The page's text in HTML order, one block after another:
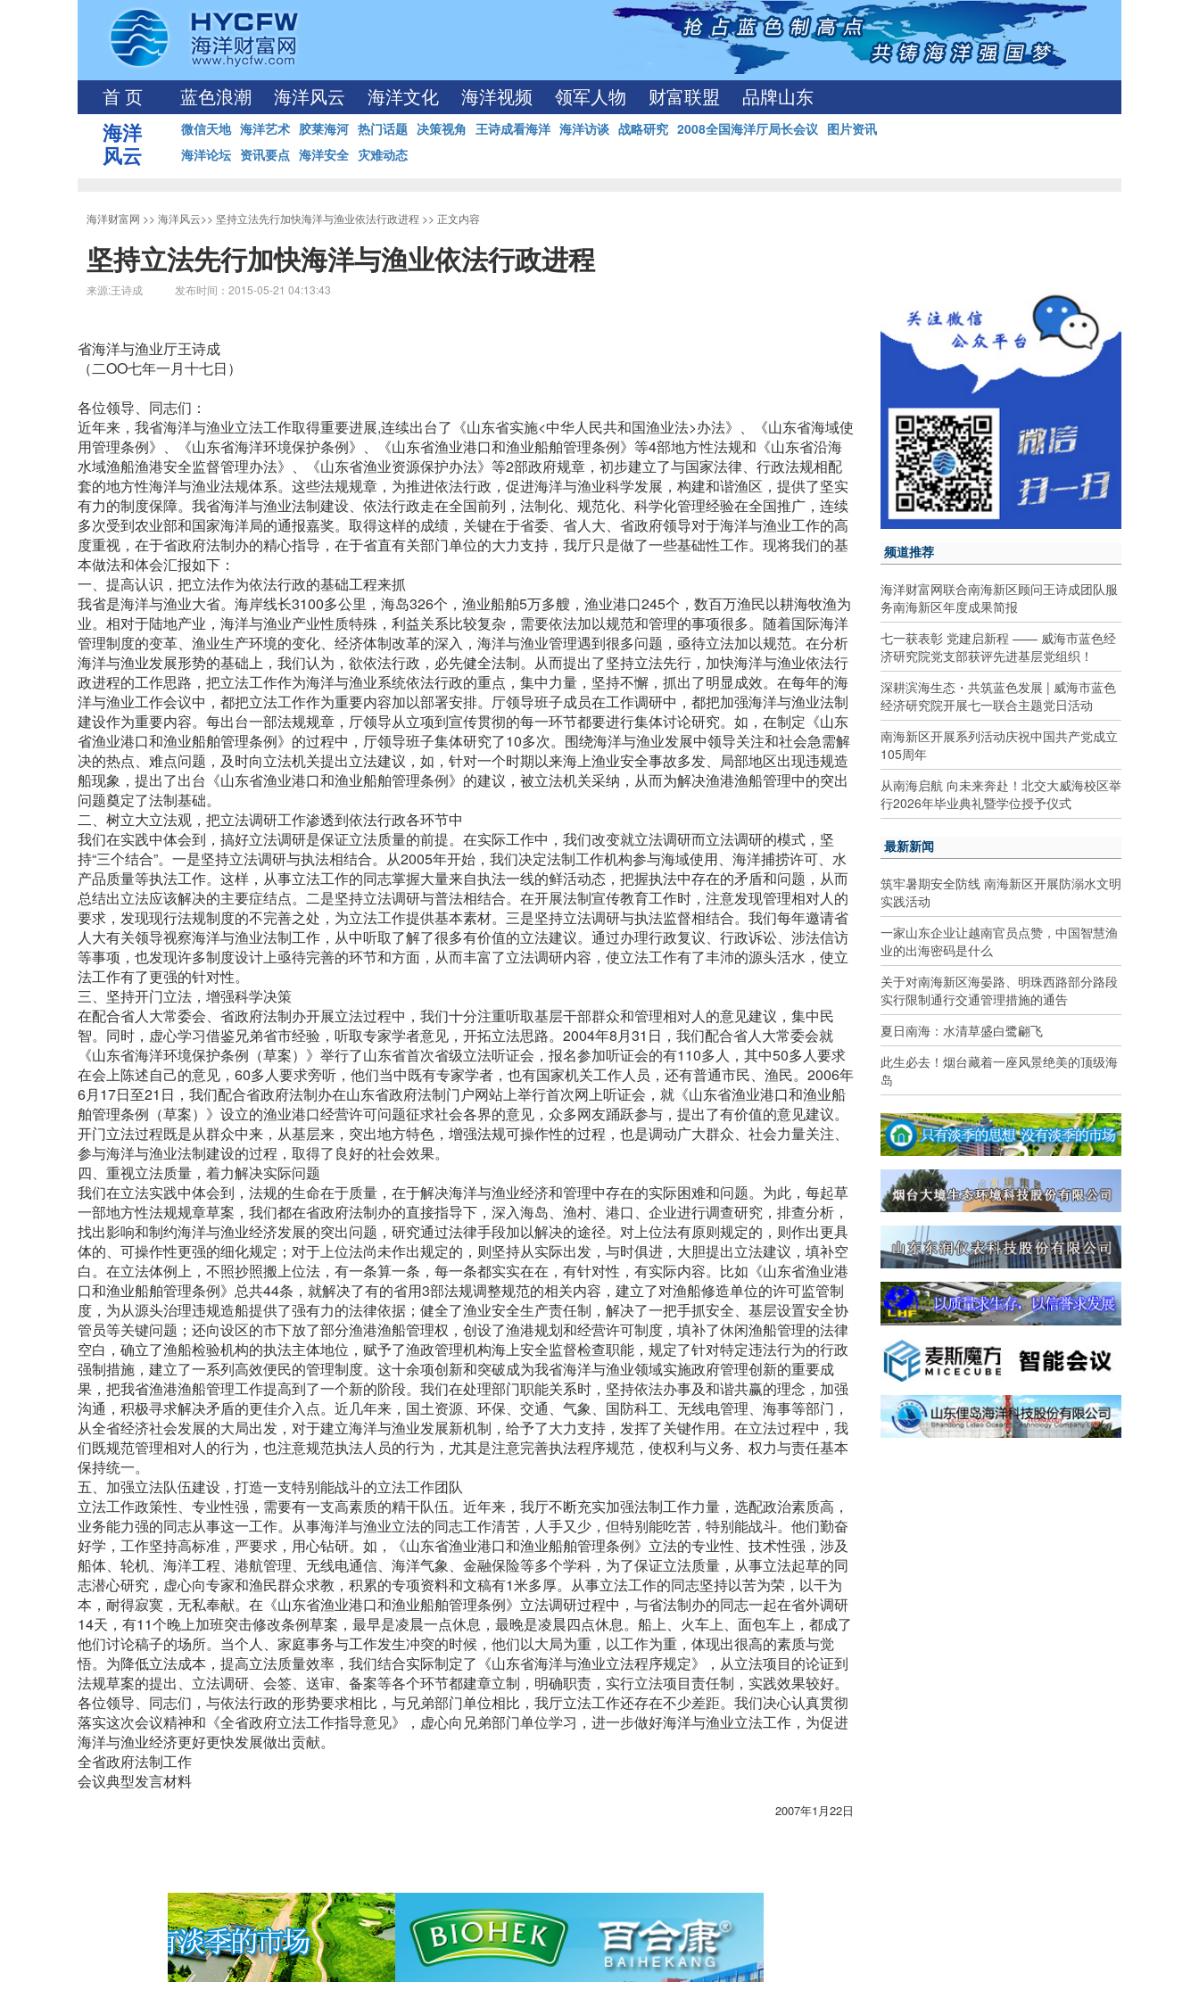
首 页 蓝色浪潮 海洋风云 海洋文化 海洋视频 领军人物 财富联盟 品牌山东
海洋
风云
微信天地 海洋艺术 胶莱海河 热门话题 决策视角 王诗成看海洋 海洋访谈 战略研究 2008全国海洋厅局长会议 图片资讯
海洋论坛 资讯要点 海洋安全 灾难动态
海洋财富网 >> 海洋风云>> 坚持立法先行加快海洋与渔业依法行政进程 >> 正文内容
坚持立法先行加快海洋与渔业依法行政进程
来源:王诗成 发布时间：2015-05-21 04:13:43
省海洋与渔业厅王诗成
（二OO七年一月十七日）
各位领导、同志们：
近年来，我省海洋与渔业立法工作取得重要进展,连续出台了《山东省实施<中华人民共和国渔业法>办法》、《山东省海域使
用管理条例》、《山东省海洋环境保护条例》、《山东省渔业港口和渔业船舶管理条例》等4部地方性法规和《山东省沿海
水域渔船渔港安全监督管理办法》、《山东省渔业资源保护办法》等2部政府规章，初步建立了与国家法律、行政法规相配
套的地方性海洋与渔业法规体系。这些法规规章，为推进依法行政，促进海洋与渔业科学发展，构建和谐渔区，提供了坚实
有力的制度保障。我省海洋与渔业法制建设、依法行政走在全国前列，法制化、规范化、科学化管理经验在全国推广，连续
多次受到农业部和国家海洋局的通报嘉奖。取得这样的成绩，关键在于省委、省人大、省政府领导对于海洋与渔业工作的高
度重视，在于省政府法制办的精心指导，在于省直有关部门单位的大力支持，我厅只是做了一些基础性工作。现将我们的基
本做法和体会汇报如下：
一、提高认识，把立法作为依法行政的基础工程来抓
我省是海洋与渔业大省。海岸线长3100多公里，海岛326个，渔业船舶5万多艘，渔业港口245个，数百万渔民以耕海牧渔为
业。相对于陆地产业，海洋与渔业产业性质特殊，利益关系比较复杂，需要依法加以规范和管理的事项很多。随着国际海洋
管理制度的变革、渔业生产环境的变化、经济体制改革的深入，海洋与渔业管理遇到很多问题，亟待立法加以规范。在分析
海洋与渔业发展形势的基础上，我们认为，欲依法行政，必先健全法制。从而提出了坚持立法先行，加快海洋与渔业依法行
政进程的工作思路，把立法工作作为海洋与渔业系统依法行政的重点，集中力量，坚持不懈，抓出了明显成效。在每年的海
洋与渔业工作会议中，都把立法工作作为重要内容加以部署安排。厅领导班子成员在工作调研中，都把加强海洋与渔业法制
建设作为重要内容。每出台一部法规规章，厅领导从立项到宣传贯彻的每一环节都要进行集体讨论研究。如，在制定《山东
省渔业港口和渔业船舶管理条例》的过程中，厅领导班子集体研究了10多次。围绕海洋与渔业发展中领导关注和社会急需解
决的热点、难点问题，及时向立法机关提出立法建议，如，针对一个时期以来海上渔业安全事故多发、局部地区出现违规造
船现象，提出了出台《山东省渔业港口和渔业船舶管理条例》的建议，被立法机关采纳，从而为解决渔港渔船管理中的突出
问题奠定了法制基础。
二、树立大立法观，把立法调研工作渗透到依法行政各环节中
我们在实践中体会到，搞好立法调研是保证立法质量的前提。在实际工作中，我们改变就立法调研而立法调研的模式，坚
持“三个结合”。一是坚持立法调研与执法相结合。从2005年开始，我们决定法制工作机构参与海域使用、海洋捕捞许可、水
产品质量等执法工作。这样，从事立法工作的同志掌握大量来自执法一线的鲜活动态，把握执法中存在的矛盾和问题，从而
总结出立法应该解决的主要症结点。二是坚持立法调研与普法相结合。在开展法制宣传教育工作时，注意发现管理相对人的
要求，发现现行法规制度的不完善之处，为立法工作提供基本素材。三是坚持立法调研与执法监督相结合。我们每年邀请省
人大有关领导视察海洋与渔业法制工作，从中听取了解了很多有价值的立法建议。通过办理行政复议、行政诉讼、涉法信访
等事项，也发现许多制度设计上亟待完善的环节和方面，从而丰富了立法调研内容，使立法工作有了丰沛的源头活水，使立
法工作有了更强的针对性。
三、坚持开门立法，增强科学决策
在配合省人大常委会、省政府法制办开展立法过程中，我们十分注重听取基层干部群众和管理相对人的意见建议，集中民
智。同时，虚心学习借鉴兄弟省市经验，听取专家学者意见，开拓立法思路。2004年8月31日，我们配合省人大常委会就
《山东省海洋环境保护条例（草案）》举行了山东省首次省级立法听证会，报名参加听证会的有110多人，其中50多人要求
在会上陈述自己的意见，60多人要求旁听，他们当中既有专家学者，也有国家机关工作人员，还有普通市民、渔民。2006年
6月17日至21日，我们配合省政府法制办在山东省政府法制门户网站上举行首次网上听证会，就《山东省渔业港口和渔业船
舶管理条例（草案）》设立的渔业港口经营许可问题征求社会各界的意见，众多网友踊跃参与，提出了有价值的意见建议。
开门立法过程既是从群众中来，从基层来，突出地方特色，增强法规可操作性的过程，也是调动广大群众、社会力量关注、
参与海洋与渔业法制建设的过程，取得了良好的社会效果。
四、重视立法质量，着力解决实际问题
我们在立法实践中体会到，法规的生命在于质量，在于解决海洋与渔业经济和管理中存在的实际困难和问题。为此，每起草
一部地方性法规规章草案，我们都在省政府法制办的直接指导下，深入海岛、渔村、港口、企业进行调查研究，排查分析，
找出影响和制约海洋与渔业经济发展的突出问题，研究通过法律手段加以解决的途径。对上位法有原则规定的，则作出更具
体的、可操作性更强的细化规定；对于上位法尚未作出规定的，则坚持从实际出发，与时俱进，大胆提出立法建议，填补空
白。在立法体例上，不照抄照搬上位法，有一条算一条，每一条都实实在在，有针对性，有实际内容。比如《山东省渔业港
口和渔业船舶管理条例》总共44条，就解决了有的省用3部法规调整规范的相关内容，建立了对渔船修造单位的许可监管制
度，为从源头治理违规造船提供了强有力的法律依据；健全了渔业安全生产责任制，解决了一把手抓安全、基层设置安全协
管员等关键问题；还向设区的市下放了部分渔港渔船管理权，创设了渔港规划和经营许可制度，填补了休闲渔船管理的法律
空白，确立了渔船检验机构的执法主体地位，赋予了渔政管理机构海上安全监督检查职能，规定了针对特定违法行为的行政
强制措施，建立了一系列高效便民的管理制度。这十余项创新和突破成为我省海洋与渔业领域实施政府管理创新的重要成
果，把我省渔港渔船管理工作提高到了一个新的阶段。我们在处理部门职能关系时，坚持依法办事及和谐共赢的理念，加强
沟通，积极寻求解决矛盾的更佳介入点。近几年来，国土资源、环保、交通、气象、国防科工、无线电管理、海事等部门，
从全省经济社会发展的大局出发，对于建立海洋与渔业发展新机制，给予了大力支持，发挥了关键作用。在立法过程中，我
们既规范管理相对人的行为，也注意规范执法人员的行为，尤其是注意完善执法程序规范，使权利与义务、权力与责任基本
保持统一。
五、加强立法队伍建设，打造一支特别能战斗的立法工作团队
立法工作政策性、专业性强，需要有一支高素质的精干队伍。近年来，我厅不断充实加强法制工作力量，选配政治素质高，
业务能力强的同志从事这一工作。从事海洋与渔业立法的同志工作清苦，人手又少，但特别能吃苦，特别能战斗。他们勤奋
好学，工作坚持高标准，严要求，用心钻研。如，《山东省渔业港口和渔业船舶管理条例》立法的专业性、技术性强，涉及
船体、轮机、海洋工程、港航管理、无线电通信、海洋气象、金融保险等多个学科，为了保证立法质量，从事立法起草的同
志潜心研究，虚心向专家和渔民群众求教，积累的专项资料和文稿有1米多厚。从事立法工作的同志坚持以苦为荣，以干为
本，耐得寂寞，无私奉献。在《山东省渔业港口和渔业船舶管理条例》立法调研过程中，与省法制办的同志一起在省外调研
14天，有11个晚上加班突击修改条例草案，最早是凌晨一点休息，最晚是凌晨四点休息。船上、火车上、面包车上，都成了
他们讨论稿子的场所。当个人、家庭事务与工作发生冲突的时候，他们以大局为重，以工作为重，体现出很高的素质与觉
悟。为降低立法成本，提高立法质量效率，我们结合实际制定了《山东省海洋与渔业立法程序规定》，从立法项目的论证到
法规草案的提出、立法调研、会签、送审、备案等各个环节都建章立制，明确职责，实行立法项目责任制，实践效果较好。
各位领导、同志们，与依法行政的形势要求相比，与兄弟部门单位相比，我厅立法工作还存在不少差距。我们决心认真贯彻
落实这次会议精神和《全省政府立法工作指导意见》，虚心向兄弟部门单位学习，进一步做好海洋与渔业立法工作，为促进
海洋与渔业经济更好更快发展做出贡献。
全省政府法制工作
会议典型发言材料
2007年1月22日
频道推荐
海洋财富网联合南海新区顾问王诗成团队服
务南海新区年度成果简报
七一获表彰 党建启新程 —— 威海市蓝色经
济研究院党支部获评先进基层党组织！
深耕滨海生态・共筑蓝色发展 | 威海市蓝色
经济研究院开展七一联合主题党日活动
南海新区开展系列活动庆祝中国共产党成立
105周年
从南海启航 向未来奔赴！北交大威海校区举
行2026年毕业典礼暨学位授予仪式
最新新闻
筑牢暑期安全防线 南海新区开展防溺水文明
实践活动
一家山东企业让越南官员点赞，中国智慧渔
业的出海密码是什么
关于对南海新区海晏路、明珠西路部分路段
实行限制通行交通管理措施的通告
夏日南海：水清草盛白鹭翩飞
此生必去！烟台藏着一座风景绝美的顶级海
岛